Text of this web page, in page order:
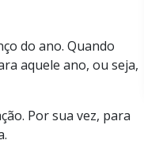
do ano. Quando
aquele ano, ou seja,
Por sua vez, para